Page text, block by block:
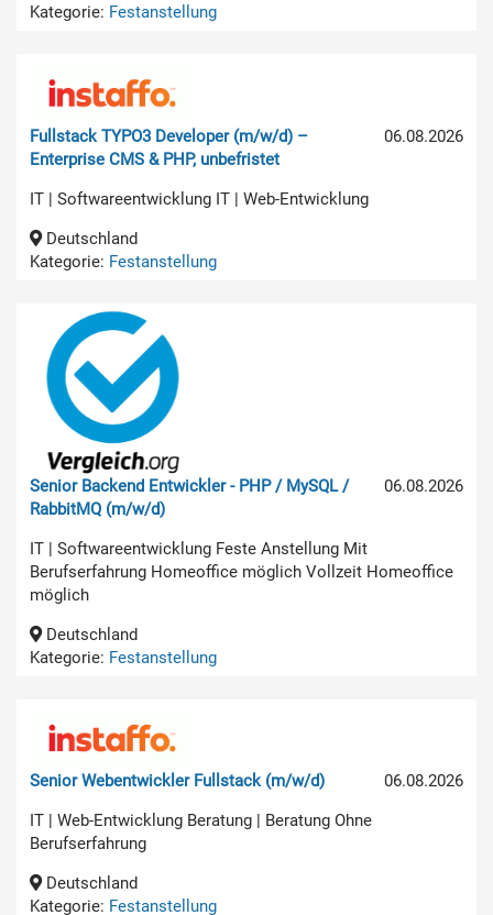
Kategorie: Festanstellung
06.08.2026
Fullstack TYPO3 Developer (m/w/d) –
Enterprise CMS & PHP, unbefristet
IT | Softwareentwicklung IT | Web-Entwicklung
Deutschland
Kategorie: Festanstellung
06.08.2026
Senior Backend Entwickler - PHP / MySQL /
RabbitMQ (m/w/d)
IT | Softwareentwicklung Feste Anstellung Mit
Berufserfahrung Homeoffice möglich Vollzeit Homeoffice
möglich
Deutschland
Kategorie: Festanstellung
06.08.2026
Senior Webentwickler Fullstack (m/w/d)
IT | Web-Entwicklung Beratung | Beratung Ohne
Berufserfahrung
Deutschland
Kategorie: Festanstellung